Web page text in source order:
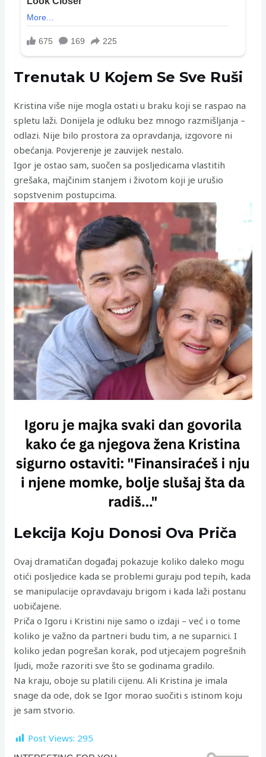
Trenutak U Kojem Se Sve Ruši
Kristina više nije mogla ostati u braku koji se raspao na
spletu laži. Donijela je odluku bez mnogo razmišljanja –
odlazi. Nije bilo prostora za opravdanja, izgovore ni
obećanja. Povjerenje je zauvijek nestalo.
Igor je ostao sam, suočen sa posljedicama vlastitih
grešaka, majčinim stanjem i životom koji je urušio
sopstvenim postupcima.
Lekcija Koju Donosi Ova Priča
Ovaj dramatičan događaj pokazuje koliko daleko mogu
otići posljedice kada se problemi guraju pod tepih, kada
se manipulacije opravdavaju brigom i kada laži postanu
uobičajene.
Priča o Igoru i Kristini nije samo o izdaji – već i o tome
koliko je važno da partneri budu tim, a ne suparnici. I
koliko jedan pogrešan korak, pod utjecajem pogrešnih
ljudi, može razoriti sve što se godinama gradilo.
Na kraju, oboje su platili cijenu. Ali Kristina je imala
snage da ode, dok se Igor morao suočiti s istinom koju
je sam stvorio.
Post Views: 295